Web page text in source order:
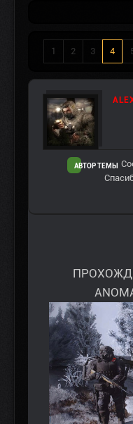
1 2 3 4
АВТОР ТЕМЫ